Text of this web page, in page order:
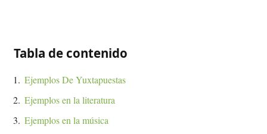
Tabla de contenido
Ejemplos De Yuxtapuestas
Ejemplos en la literatura
Ejemplos en la música